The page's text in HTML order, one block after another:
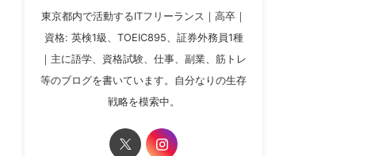
東京都内で活動するITフリーランス｜高卒｜
資格: 英検1級、TOEIC895、証券外務員1種
｜主に語学、資格試験、仕事、副業、筋トレ
等のブログを書いています。自分なりの生存
戦略を模索中。